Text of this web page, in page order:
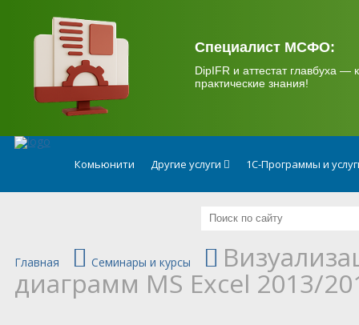
Специалист МСФО:
DipIFR и аттестат главбуха —
практические знания!
Комьюнити Другие услуги 1С-Программы и
Главная Семинары и курсы
диаграмм MS Excel 2013/